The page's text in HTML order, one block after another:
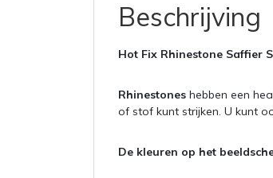
Beschrijving
Hot Fix Rhinestone Saffier
Rhinestones hebben een
of stof kunt strijken. U kunt
De kleuren op het